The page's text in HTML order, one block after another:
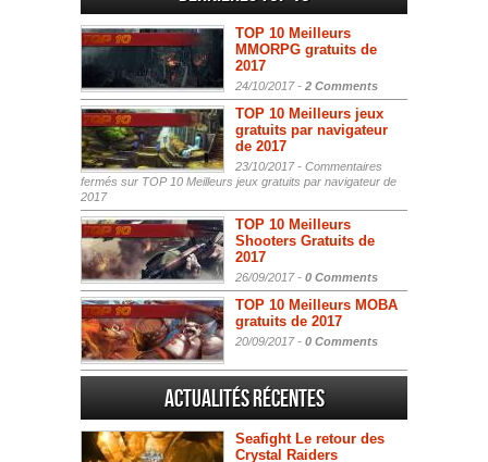
TOP 10 Meilleurs
MMORPG gratuits de
2017
24/10/2017 - 2 Comments
TOP 10 Meilleurs jeux
gratuits par navigateur
de 2017
23/10/2017 - Commentaires
fermés sur TOP 10 Meilleurs jeux gratuits par navigateur de
2017
TOP 10 Meilleurs
Shooters Gratuits de
2017
26/09/2017 - 0 Comments
TOP 10 Meilleurs MOBA
gratuits de 2017
20/09/2017 - 0 Comments
Actualités Récentes
Seafight Le retour des
Crystal Raiders